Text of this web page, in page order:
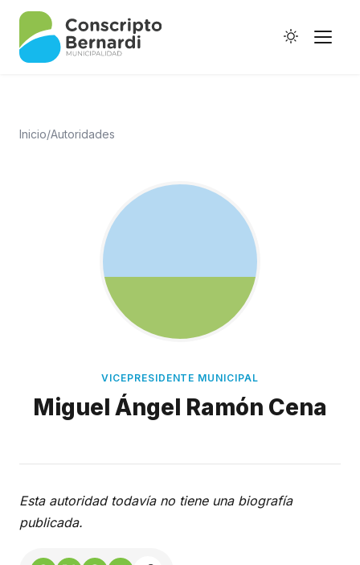
Horario de Colectivos
Honorable Concejo Deliverante
Inicio/Autoridades
VICEPRESIDENTE MUNICIPAL
Miguel Ángel Ramón Cena
Esta autoridad todavía no tiene una biografía
publicada.